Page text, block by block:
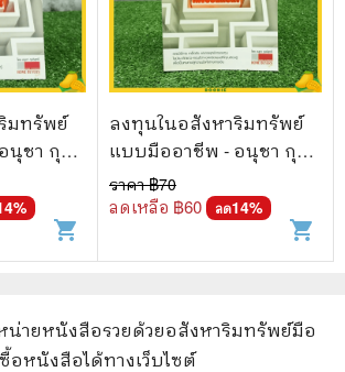
มทรัพย์
นุชา กุล
%
shopping_cart
ลงทุนในอสังหาริมทรัพย์
แบบมืออาชีพ - อนุชา กุล
วิสุทธิ์
ราคา ฿70
ลดเหลือ ฿60 ลด14%
shopping_cart
น่ายหนังสือรวยด้วยอสังหาริมทรัพย์มือ
อหนังสือได้ทางเว็บไซต์